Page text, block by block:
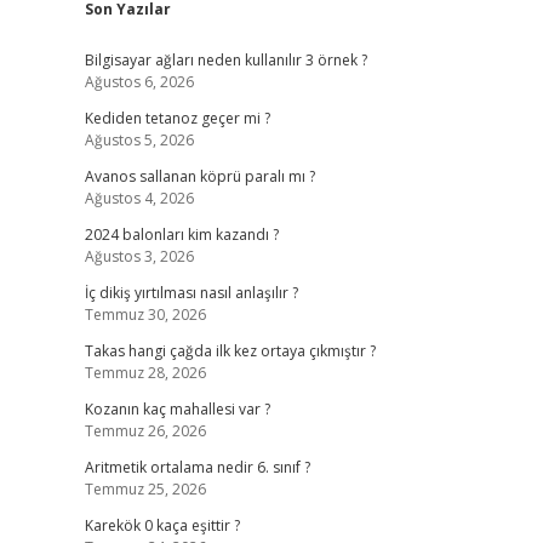
Son Yazılar
Bilgisayar ağları neden kullanılır 3 örnek ?
Ağustos 6, 2026
Kediden tetanoz geçer mi ?
Ağustos 5, 2026
Avanos sallanan köprü paralı mı ?
Ağustos 4, 2026
2024 balonları kim kazandı ?
Ağustos 3, 2026
İç dikiş yırtılması nasıl anlaşılır ?
Temmuz 30, 2026
Takas hangi çağda ilk kez ortaya çıkmıştır ?
Temmuz 28, 2026
Kozanın kaç mahallesi var ?
Temmuz 26, 2026
Aritmetik ortalama nedir 6. sınıf ?
Temmuz 25, 2026
Karekök 0 kaça eşittir ?